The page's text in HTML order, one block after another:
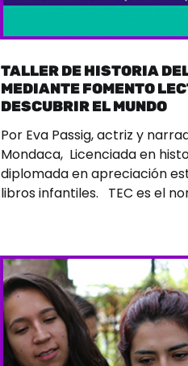
TALLER DE HISTORIA
MEDIANTE FOMENTO
DESCUBRIR EL MUNDO
Por Eva Passig, actriz y
Mondaca, Licenciada en
diplomada en apreciación
libros infantiles. TEC es el